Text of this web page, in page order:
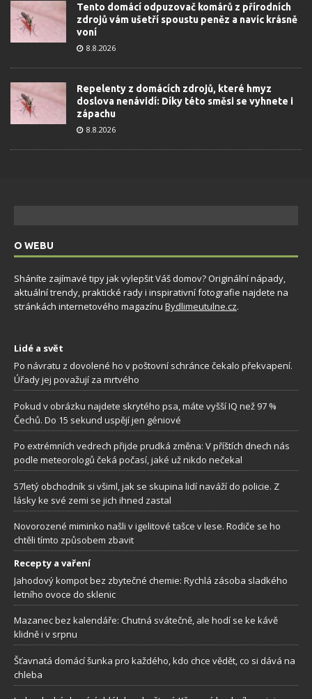
Tento domácí odpuzovač komárů z přírodních
zdrojů vám ušetří spoustu peněz a navíc krásně
voní
8.8.2026
Repelenty z domácích zdrojů, které hmyz
doslova nenávidí: Díky této směsi se vyhnete i
zápachu
8.8.2026
O WEBU
Sháníte zajímavé tipy jak vylepšit Váš domov? Originální nápady,
aktuální trendy, praktické rady i inspirativní fotografie najdete na
stránkách internetového magazínu Bydlimeutulne.cz.
Lidé a svět
Po návratu z dovolené ho v poštovní schránce čekalo překvapení.
Úřady jej považují za mrtvého
Pokud v obrázku najdete skrytého psa, máte vyšší IQ než 97 %
Čechů. Do 15 sekund uspějí jen géniové
Po extrémních vedrech přijde prudká změna: V příštích dnech nás
podle meteorologů čeká počasí, jaké už nikdo nečekal
57letý obchodník si všiml, jak se skupina lidí naváží do policie. Z
lásky ke své zemi se jich ihned zastal
Novorozené miminko našli v igelitové tašce v lese. Rodiče se ho
chtěli tímto způsobem zbavit
Recepty a vaření
Jahodový kompot bez zbytečné chemie: Rychlá zásoba sladkého
letního ovoce do sklenic
Mazanec bez kalendáře: Chutná svátečně, ale hodí se ke kávě
klidně i v srpnu
Šťavnatá domácí šunka pro každého, kdo chce vědět, co si dává na
chleba